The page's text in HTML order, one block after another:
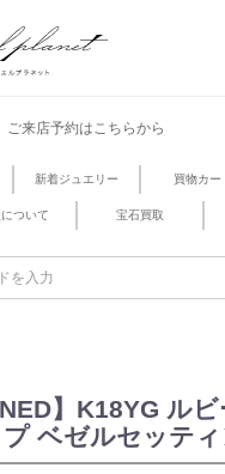
ご来店予約はこちらから
新着ジュエリー 買物カー
ついて 宝石買取
】K18YG ル
ベゼルセッテ